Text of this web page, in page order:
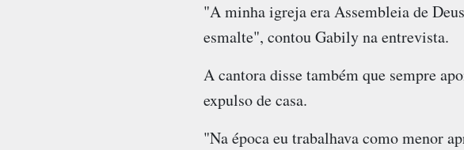
"A minha igreja era Assembleia de
esmalte", contou Gabily na entrevista.
A cantora disse também que sempre
expulso de casa.
"Na época eu trabalhava como menor